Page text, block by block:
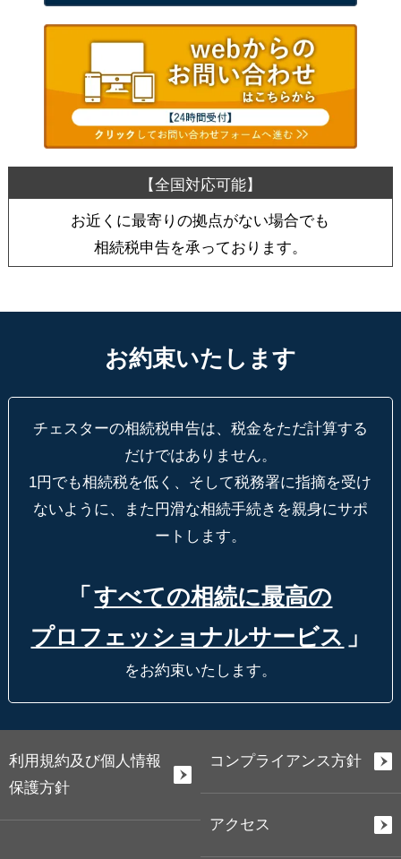
お近くに最寄りの拠点がない場合でも
相続税申告を承っております。
お約束いたします
チェスターの相続税申告は、税金をただ計算する
だけではありません。
1円でも相続税を低く、そして税務署に指摘を受け
ないように、
また円滑な相続手続きを親身にサポ
ートします。
「 すべての相続に最高の
プロフェッショナルサービス 」
をお約束いたします。
利用規約及び個人情報
保護方針
コンプライアンス方針
アクセス